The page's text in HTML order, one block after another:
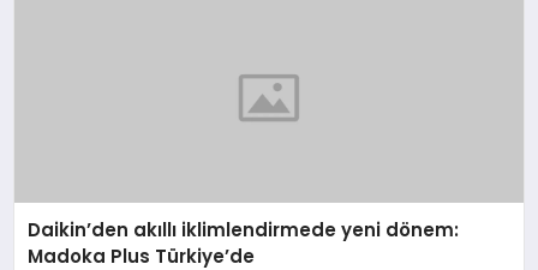
Daikin’den akıllı iklimlendirmede yeni dönem:
Madoka Plus Türkiye’de